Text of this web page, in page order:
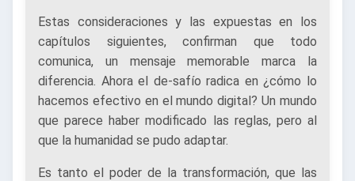
Estas consideraciones y las expuestas en los
capítulos siguientes, confirman que todo
comunica, un mensaje memorable marca la
diferencia. Ahora el de-safío radica en ¿cómo lo
hacemos efectivo en el mundo digital? Un mundo
que parece haber modificado las reglas, pero al
que la humanidad se pudo adaptar.
Es tanto el poder de la transformación, que las